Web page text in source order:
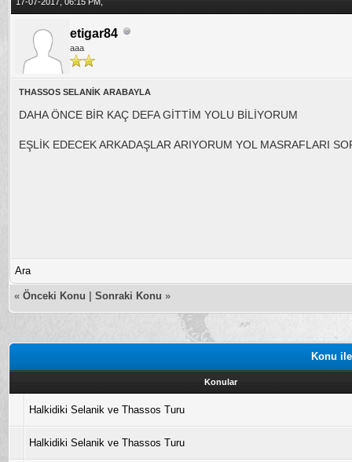
etigar84
aaa
THASSOS SELANİK ARABAYLA
DAHA ÖNCE BİR KAÇ DEFA GİTTİM YOLU BİLİYORUM
EŞLİK EDECEK ARKADAŞLAR ARIYORUM YOL MASRAFLARI
Ara
« Önceki Konu Sonraki Konu »
Konu
Konular
Halkidiki Selanik ve Thassos Turu
Halkidiki Selanik ve Thassos Turu